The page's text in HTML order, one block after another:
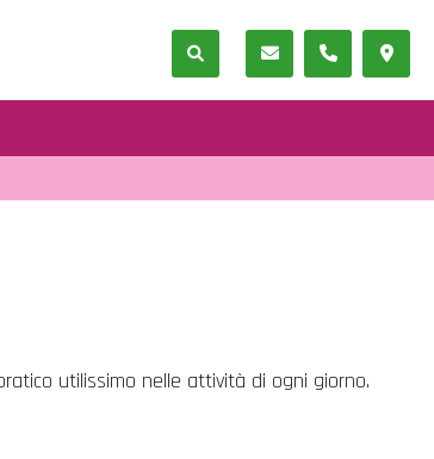
utilissimo nelle attività di ogni giorno.